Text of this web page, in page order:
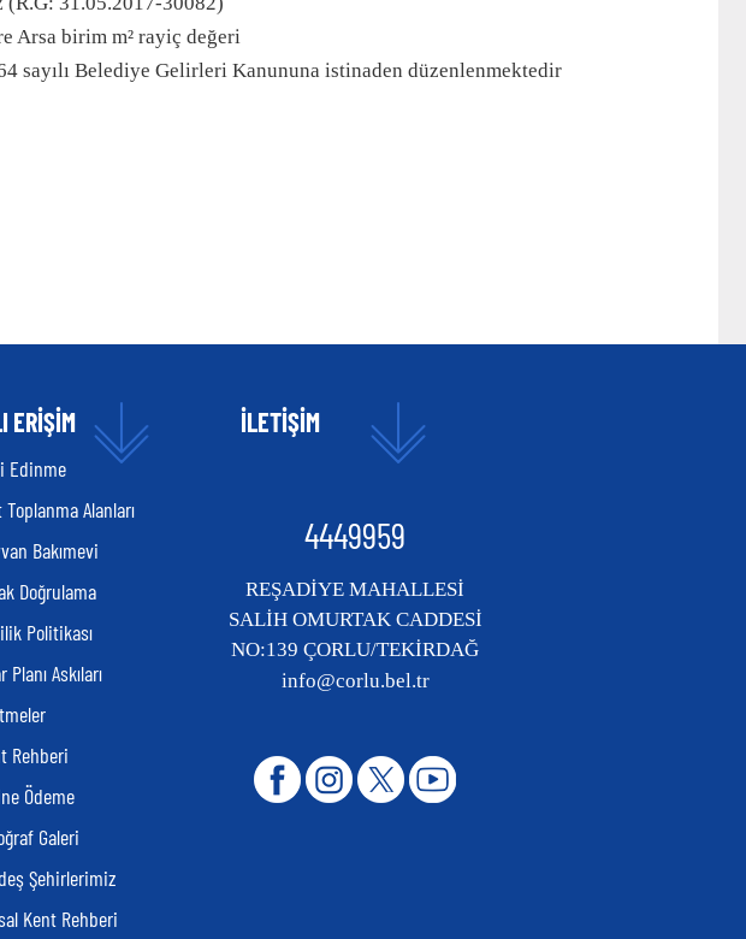
Arsa birim m² rayiç değeri
sayılı Belediye Gelirleri Kanununa istinaden düzenlenmektedir
ERİŞİM
Edinme
Toplanma Alanları
Bakımevi
Doğrulama
Politikası
Planı Askıları
Rehberi
Ödeme
Galeri
Şehirlerimiz
Kent Rehberi
İLETİŞİM
4449959
REŞADİYE MAHALLESİ
SALİH OMURTAK CADDESİ
NO:139 ÇORLU/TEKİRDAĞ
info@corlu.bel.tr